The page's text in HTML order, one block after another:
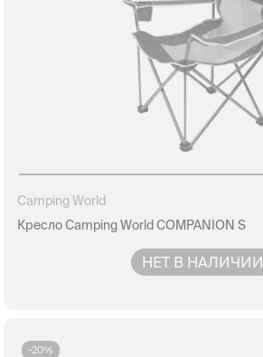
Camping World
Кресло Camping World COMPANION S
НЕТ В НАЛИЧИИ
-20%